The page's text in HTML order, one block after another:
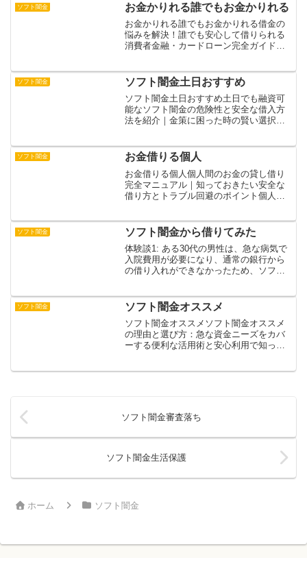
ソフト闇金 お金かりれる誰でもお金かりれる
お金かりれる誰でもお金かりれる借金の
悩みを解決！誰でも安心して借りられる
消費者金融・カードローン完全ガイドお
解説します。審査基準の変化により、以
前より柔軟な借入が可能に...
ソフト闇金 ソフト闇金土日おすすめ
ソフト闇金土日おすすめ土日でも融資可
能なソフト闇金の危険性と安全な借入方
法を紹介｜金策に困った時の賢い選択と
見便利に思える休日営業ですが、高金利
や違法な取り立て、個人情...
ソフト闇金 お金借りる個人
お金借りる個人個人間のお金の貸し借り
完全マニュアル｜知っておきたい安全な
借り方とトラブル回避のポイント個人か
は一見手軽に見えますが、法的な保護が
不十分で様々なトラブルに...
ソフト闇金 ソフト闇金から借りてみた
体験談1: ある30代の男性は、急な病気で
入院費用が必要になり、通常の銀行から
の借り入れができなかったため、ソフト
できました。しかし、数週間後、返済の
ための金利が予想以...
ソフト闇金 ソフト闇金オススメ
ソフト闇金オススメソフト闇金オススメ
の理由と選び方：急な資金ニーズをカバ
ーする便利な活用術と安心利用で知って
ソフト闇金審査落ち
ソフト闇金生活保護
ホーム ソフト闇金